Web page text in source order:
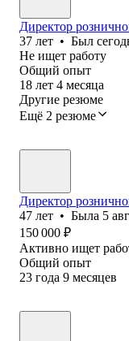
Директор
37 лет • Был
Не ищет работу
Общий опыт
18 лет 4 месяца
Другие резюме
Ещё 2 резюме
Директор
47 лет • Была 5
150 000 ₽
Активно ищет
Общий опыт
23 года 9 месяцев